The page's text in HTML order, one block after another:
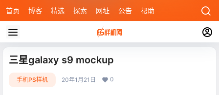
首页 博客 精选 探索 网址 公告 帮助
三星galaxy s9 mockup
手机PS样机 20年1月21日 0